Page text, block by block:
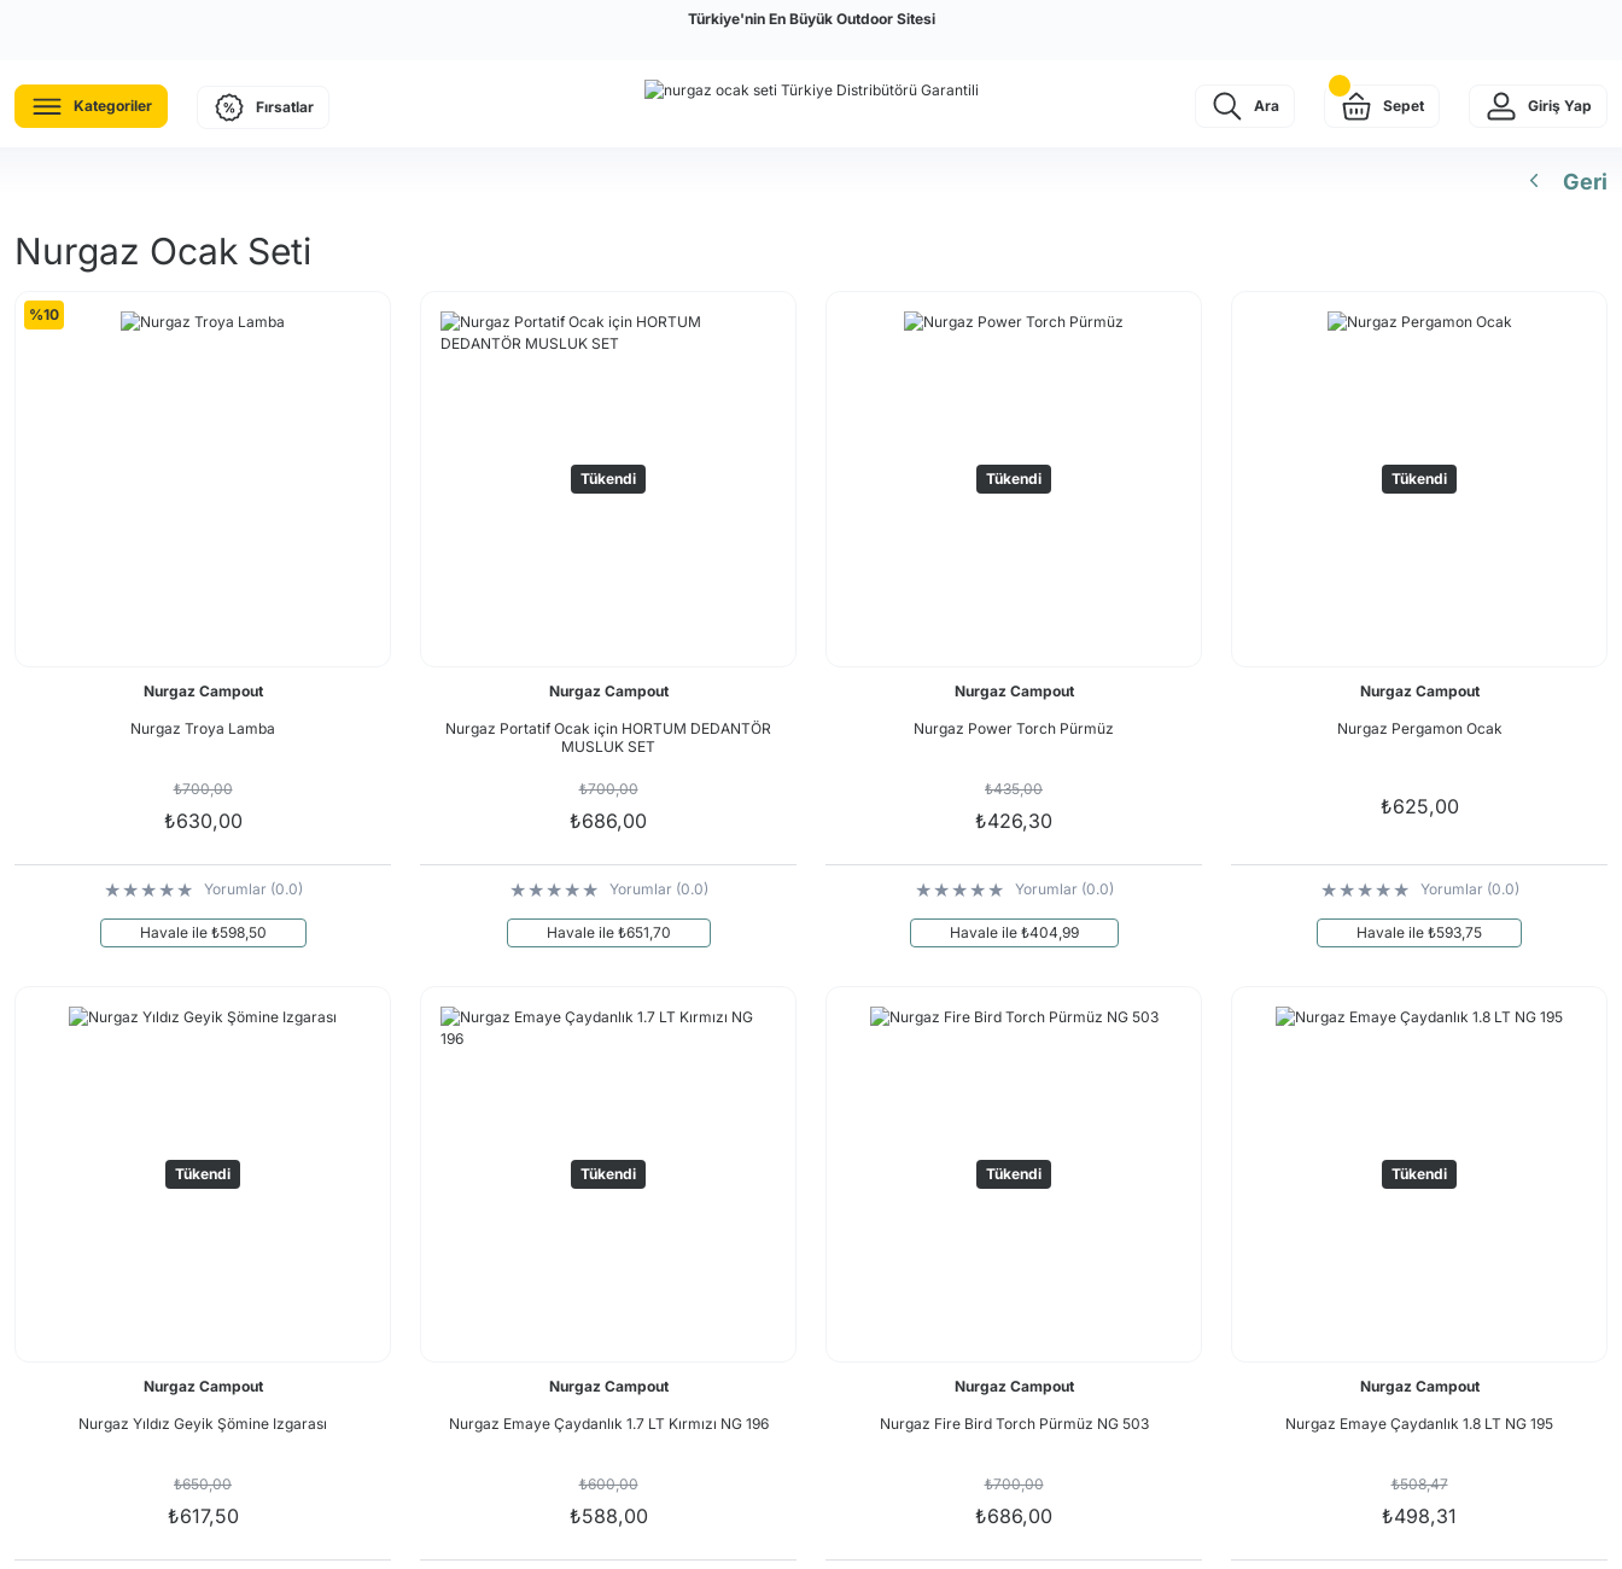
Türkiye'nin En Büyük Outdoor Sitesi
Kategoriler Fırsatlar Ara Sepet Giriş Yap
Geri
Nurgaz Ocak Seti
%10
Nurgaz Campout
Nurgaz Troya Lamba
₺700,00
₺630,00
Yorumlar (0.0)
Havale ile ₺598,50
Tükendi
Nurgaz Campout
Nurgaz Portatif Ocak için HORTUM DEDANTÖR
MUSLUK SET
₺700,00
₺686,00
Yorumlar (0.0)
Havale ile ₺651,70
Tükendi
Nurgaz Campout
Nurgaz Power Torch Pürmüz
₺435,00
₺426,30
Yorumlar (0.0)
Havale ile ₺404,99
Tükendi
Nurgaz Campout
Nurgaz Pergamon Ocak
₺625,00
Yorumlar (0.0)
Havale ile ₺593,75
Tükendi
Nurgaz Campout
Nurgaz Yıldız Geyik Şömine Izgarası
₺650,00
₺617,50
Tükendi
Nurgaz Campout
Nurgaz Emaye Çaydanlık 1.7 LT Kırmızı NG 196
₺600,00
₺588,00
Tükendi
Nurgaz Campout
Nurgaz Fire Bird Torch Pürmüz NG 503
₺700,00
₺686,00
Tükendi
Nurgaz Campout
Nurgaz Emaye Çaydanlık 1.8 LT NG 195
₺508,47
₺498,31